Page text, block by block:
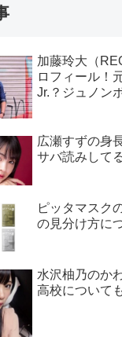
加藤玲大（
ロフィール！
Jr.？ジュノン
広瀬すずの身
サバ読みして
ピッタマスク
の見分け方に
水沢柚乃のか
高校について